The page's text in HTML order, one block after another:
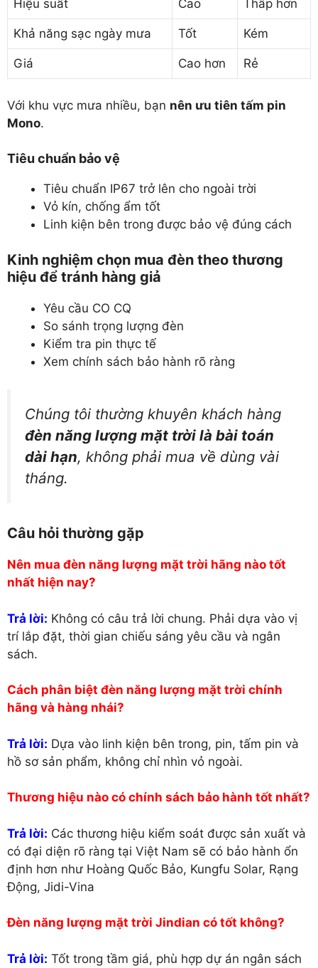
Hiệu suất Cao Thấp hơn
Khả năng sạc ngày mưa Tốt Kém
Giá Cao hơn Rẻ
Với khu vực mưa nhiều, bạn nên ưu tiên tấm pin
Mono.
Tiêu chuẩn bảo vệ
Tiêu chuẩn IP67 trở lên cho ngoài trời
Vỏ kín, chống ẩm tốt
Linh kiện bên trong được bảo vệ đúng cách
Kinh nghiệm chọn mua đèn theo thương
hiệu để tránh hàng giả
Yêu cầu CO CQ
So sánh trọng lượng đèn
Kiểm tra pin thực tế
Xem chính sách bảo hành rõ ràng
Chúng tôi thường khuyên khách hàng
đèn năng lượng mặt trời là bài toán
dài hạn, không phải mua về dùng vài
tháng.
Câu hỏi thường gặp
Nên mua đèn năng lượng mặt trời hãng nào tốt
nhất hiện nay?
Trả lời: Không có câu trả lời chung. Phải dựa vào vị
trí lắp đặt, thời gian chiếu sáng yêu cầu và ngân
sách.
Cách phân biệt đèn năng lượng mặt trời chính
hãng và hàng nhái?
Trả lời: Dựa vào linh kiện bên trong, pin, tấm pin và
hồ sơ sản phẩm, không chỉ nhìn vỏ ngoài.
Thương hiệu nào có chính sách bảo hành tốt nhất?
Trả lời: Các thương hiệu kiểm soát được sản xuất và
có đại diện rõ ràng tại Việt Nam sẽ có bảo hành ổn
định hơn như Hoàng Quốc Bảo, Kungfu Solar, Rạng
Động, Jidi-Vina
Đèn năng lượng mặt trời Jindian có tốt không?
Trả lời: Tốt trong tầm giá, phù hợp dự án ngân sách